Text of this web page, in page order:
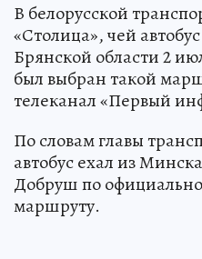
В белорусской
«Столица», чей
Брянской области 2
был выбран такой
телеканал «Первый
По словам главы
автобус ехал из
Добруш по
маршруту.